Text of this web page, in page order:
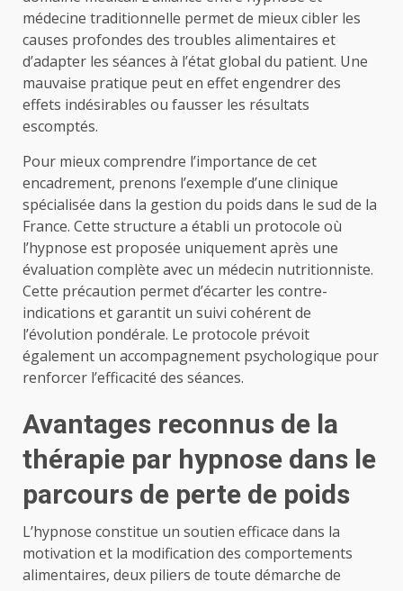
médecine traditionnelle permet de mieux cibler les
causes profondes des troubles alimentaires et
d’adapter les séances à l’état global du patient. Une
mauvaise pratique peut en effet engendrer des
effets indésirables ou fausser les résultats
escomptés.
Pour mieux comprendre l’importance de cet
encadrement, prenons l’exemple d’une clinique
spécialisée dans la gestion du poids dans le sud de la
France. Cette structure a établi un protocole où
l’hypnose est proposée uniquement après une
évaluation complète avec un médecin nutritionniste.
Cette précaution permet d’écarter les contre-
indications et garantit un suivi cohérent de
l’évolution pondérale. Le protocole prévoit
également un accompagnement psychologique pour
renforcer l’efficacité des séances.
Avantages reconnus de la
thérapie par hypnose dans le
parcours de perte de poids
L’hypnose constitue un soutien efficace dans la
motivation et la modification des comportements
alimentaires, deux piliers de toute démarche de